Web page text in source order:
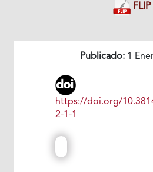
FLIP
Publicado: 1
https://doi.org/
2-1-1